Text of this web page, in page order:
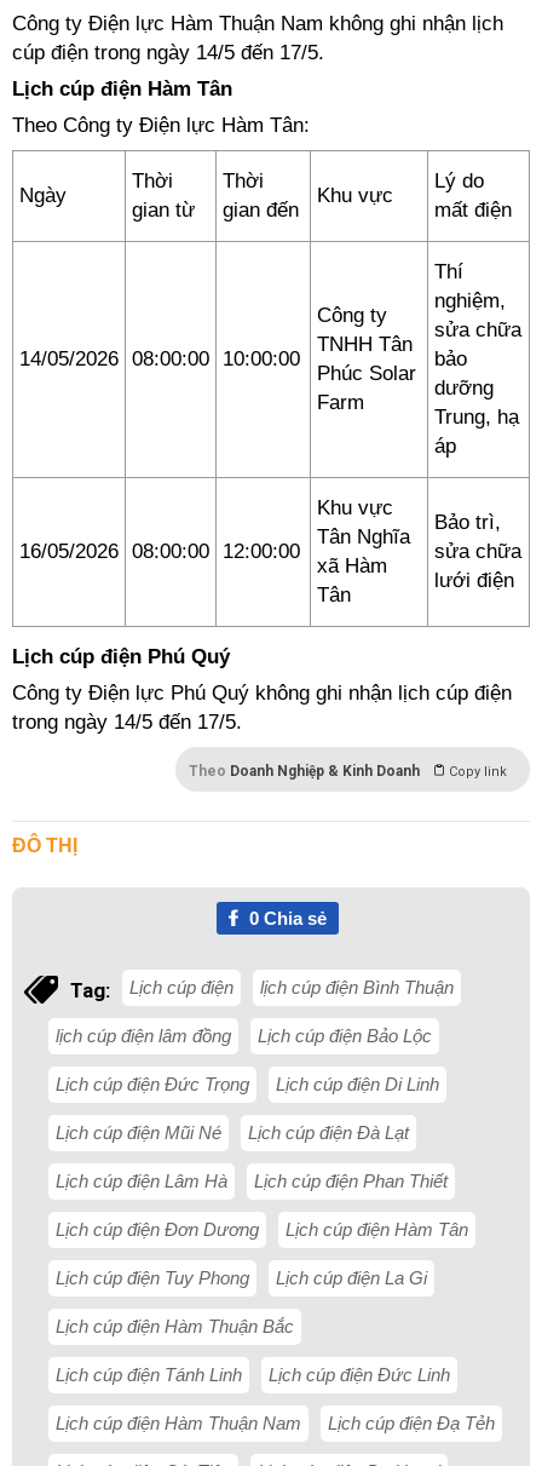
Công ty Điện lực Hàm Thuận Nam không ghi nhận lịch
cúp điện trong ngày 14/5 đến 17/5.
Lịch cúp điện Hàm Tân
Theo Công ty Điện lực Hàm Tân:
Ngày
Thời
gian từ
Thời
gian đến
Khu vực
Lý do
mất điện
14/05/2026 08:00:00 10:00:00
Công ty
TNHH Tân
Phúc Solar
Farm
Thí
nghiệm,
sửa chữa
bảo
dưỡng
Trung, hạ
áp
16/05/2026 08:00:00 12:00:00
Khu vực
Tân Nghĩa
xã Hàm
Tân
Bảo trì,
sửa chữa
lưới điện
Lịch cúp điện Phú Quý
Công ty Điện lực Phú Quý không ghi nhận lịch cúp điện
trong ngày 14/5 đến 17/5.
Theo Doanh Nghiệp & Kinh Doanh Copy link
ĐÔ THỊ
0Chia sẻ
Tag: Lịch cúp điện lịch cúp điện Bình Thuận
lịch cúp điện lâm đồng Lịch cúp điện Bảo Lộc
Lịch cúp điện Đức Trọng Lịch cúp điện Di Linh
Lịch cúp điện Mũi Né Lịch cúp điện Đà Lạt
Lịch cúp điện Lâm Hà Lịch cúp điện Phan Thiết
Lịch cúp điện Đơn Dương Lịch cúp điện Hàm Tân
Lịch cúp điện Tuy Phong Lịch cúp điện La Gi
Lịch cúp điện Hàm Thuận Bắc
Lịch cúp điện Tánh Linh Lịch cúp điện Đức Linh
Lịch cúp điện Hàm Thuận Nam Lịch cúp điện Đạ Tẻh